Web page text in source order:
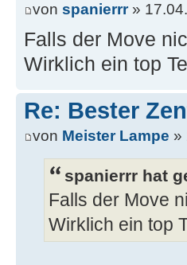
von spanierrr»
Falls der Move
Wirklich ein top
Re: Bester
von Meister Lampe »
spanierrr hat
Falls der Move
Wirklich ein top